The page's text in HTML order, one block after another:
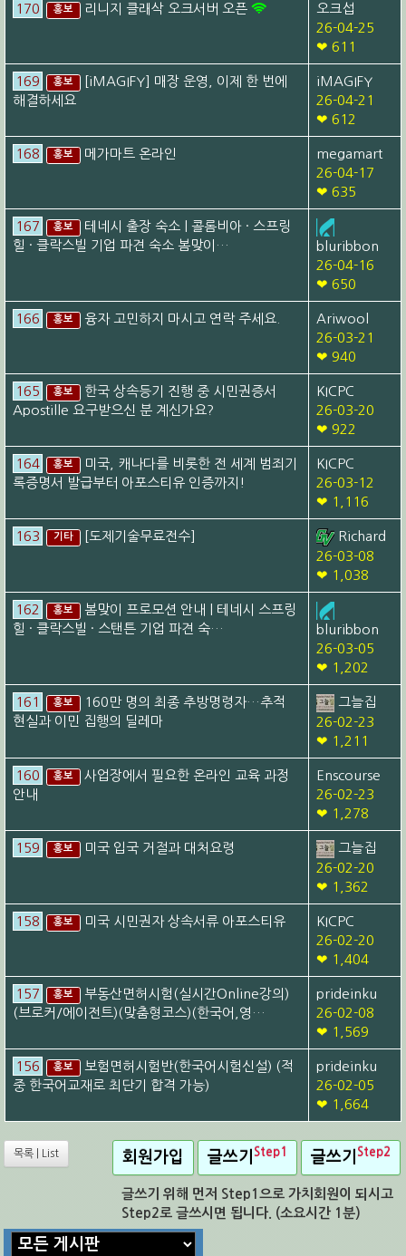
170 홍보 리니지 클래삭 오크서버 오픈
오크섭
26-04-25
❤ 611
169 홍보
[iMAGIFY] 매장 운영, 이제 한 번에
해결하세요
iMAGIFY
26-04-21
❤ 612
168 홍보 메가마트 온라인
megamart
26-04-17
❤ 635
167 홍보
테네시 출장 숙소 | 콜롬비아 · 스프링
힐 · 클락스빌 기업 파견 숙소 봄맞이…
bluribbon
26-04-16
❤ 650
166 홍보 융자 고민하지 마시고 연락 주세요.
Ariwool
26-03-21
❤ 940
165 홍보
한국 상속등기 진행 중 시민권증서
Apostille 요구받으신 분 계신가요?
KICPC
26-03-20
❤ 922
164 홍보
미국, 캐나다를 비롯한 전 세계 범죄기
록증명서 발급부터 아포스티유 인증까지!
KICPC
26-03-12
❤ 1,116
163 기타 [도제기술무료전수]
Richard
26-03-08
❤ 1,038
162 홍보
봄맞이 프로모션 안내 | 테네시 스프링
힐 · 클락스빌 · 스탠튼 기업 파견 숙…
bluribbon
26-03-05
❤ 1,202
161 홍보
160만 명의 최종 추방명령자…추적
현실과 이민 집행의 딜레마
그늘집
26-02-23
❤ 1,211
160 홍보
사업장에서 필요한 온라인 교육 과정
안내
Enscourse
26-02-23
❤ 1,278
159 홍보 미국 입국 거절과 대처요령
그늘집
26-02-20
❤ 1,362
158 홍보 미국 시민권자 상속서류 아포스티유
KICPC
26-02-20
❤ 1,404
157 홍보
부동산면허시험(실시간Online강의)
(브로커/에이전트)(맞춤형코스)(한국어,영…
prideinku
26-02-08
❤ 1,569
156 홍보
보험면허시험반(한국어시험신설) (적
중 한국어교재로 최단기 합격 가능)
prideinku
26-02-05
❤ 1,664
목록 | List 회원가입 글쓰기 Step1 글쓰기 Step2
글쓰기 위해 먼저 Step1으로 가치회원이 되시고
Step2로 글쓰시면 됩니다. (소요시간 1분)